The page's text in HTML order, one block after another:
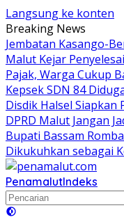
Langsung ke konten
Breaking News
Jembatan Kasango-
Malut Kejar
Pajak, Warga Cukup
Kepsek SDN 84
Disdik Halsel Siapkan
DPRD Malut Jangan
Bupati Bassam
Dikukuhkan sebagai
PenamalutIndeks